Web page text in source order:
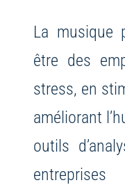
La musique
être des
stress, en
améliorant
outils